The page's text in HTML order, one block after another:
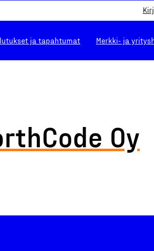
ja tapahtumat Merkki- ja
Oy